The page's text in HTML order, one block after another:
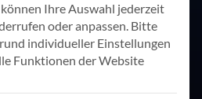
2025
Innovation Day
können Ihre Auswahl jederzeit
oder anpassen. Bitte
individueller Einstellungen
Funktionen der Website